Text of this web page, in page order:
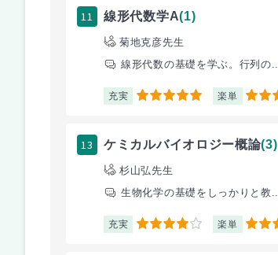
11 線形代数学A(1)
菊地克彦先生
線形代数の基礎を学ぶ。行列の...
充実 5 楽単 4
13 ケミカルバイオロジー概論(3)
杉山弘先生
生物化学の基礎をしっかりと教...
充実 4 楽単 4